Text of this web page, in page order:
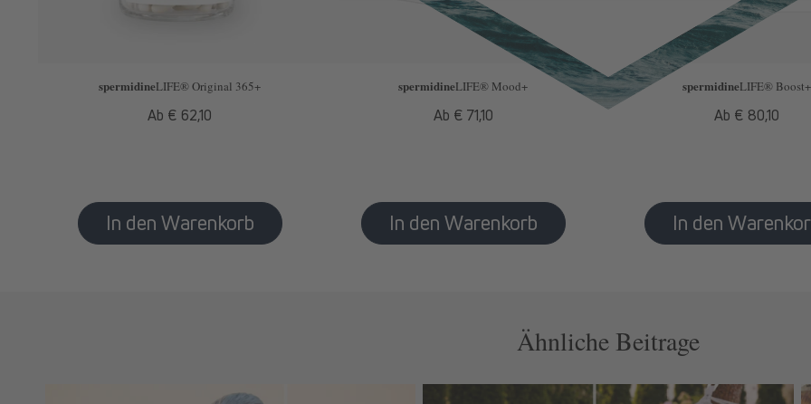
spermidineLIFE® Original 365+
Normaler
Ab € 62,10
spermidineLIFE® Mood+
Normaler
Ab € 71,10
spermidineLIFE® Boost+
Normaler
Ab € 80,10
Ähnliche Beitrage